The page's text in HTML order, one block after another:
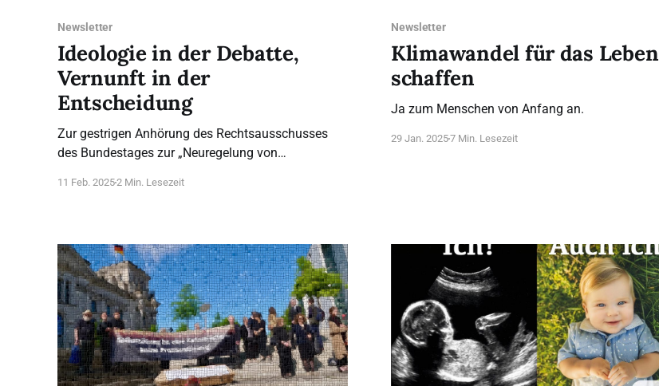
Newsletter
Ideologie in der Debatte,
Vernunft in der
Entscheidung
Zur gestrigen Anhörung des Rechtsausschusses
des Bundestages zur „Neuregelung von
geht, wurde bei der Anhörung des
Rechtsausschusses gestern noch einmal sehr
deutlich. Bei manchen der von ihnen geladenen
Expertinnen stellte man eine
11 Feb. 20252 Min. Lesezeit
Newsletter
Klimawandel für das Leben
schaffen
Ja zum Menschen von Anfang an.
29 Jan. 20257 Min. Lesezeit